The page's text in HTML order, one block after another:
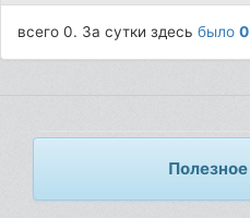
всего 0. За сутки здесьбыло0
Полезное